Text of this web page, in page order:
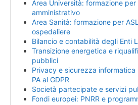
Area Università: formazione
amministrativo
Area Sanità: formazione per
ospedaliere
Bilancio e contabilità degli Enti
Transizione energetica e
pubblici
Privacy e sicurezza informatica
PA al GDPR
Società partecipate e servizi
Fondi europei: PNRR e